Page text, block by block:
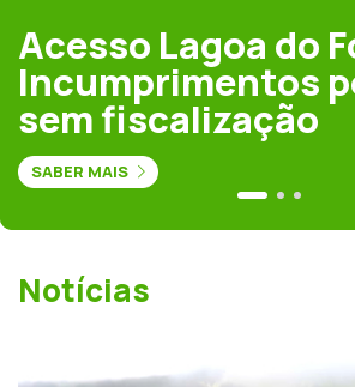
Acesso Lagoa do
Incumprimentos
sem fiscalização
SABER MAIS
Notícias